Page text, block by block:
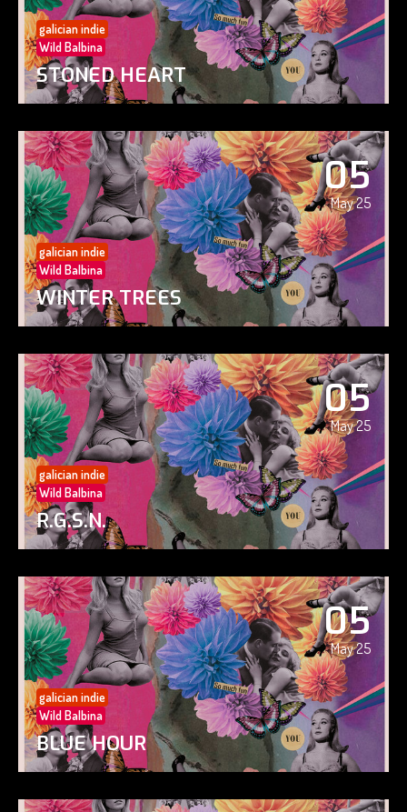
galician indie
Wild Balbina
STONED HEART
05
May 25
galician indie
Wild Balbina
WINTER TREES
05
May 25
galician indie
Wild Balbina
R.G.S.N.
05
May 25
galician indie
Wild Balbina
BLUE HOUR